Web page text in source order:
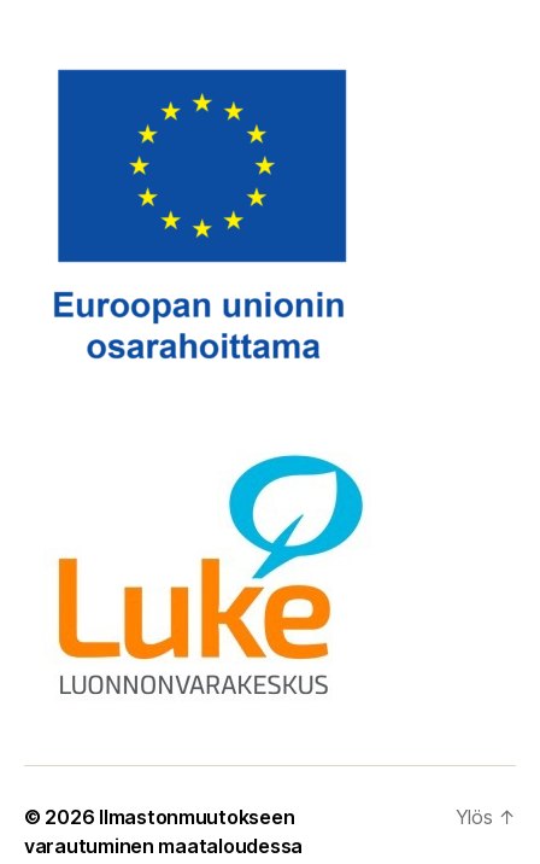
© 2026 Ilmastonmuutokseen
varautuminen maataloudessa
Ylös ↑